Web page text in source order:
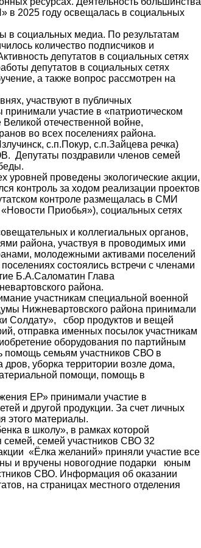
2025 году освещалась в социальных
в социальных медиа. По результатам
количество подписчиков и
депутатов в социальных сетях
депутатов в социальных сетях
а также вопрос рассмотрен на
участвуют в публичных
участие в «патриотическом
отечественной войне,
во всех поселениях района.
с.п.Покур, с.п.Зайцева речка)
Депутаты поздравили членов семей
уровней проведены экологические акции,
контроль за ходом реализации проектов
контроле размещалась в СМИ
Приобья»), социальных сетях
и коллегиальных органов,
района, участвуя в проводимых ими
молодежными активами поселений
состоялись встречи с членами
Б.А.Саломатин Глава
района.
участникам специальной военной
Нижневартовского района принимали
Солдату», сбор продуктов и вещей
отправка именных посылок участникам
оборудования по партийным
помощь семьям участников СВО в
уборка территории возле дома,
помощи, помощь в
ЕР» принимали участие в
и другой продукции. За счет личных
этого материалы.
в школу», в рамках которой
семей участников СВО 32
«Ёлка желаний» приняли участие все
и вручены новогодние подарки юным
СВО. Информация об оказании
на страницах местного отделения